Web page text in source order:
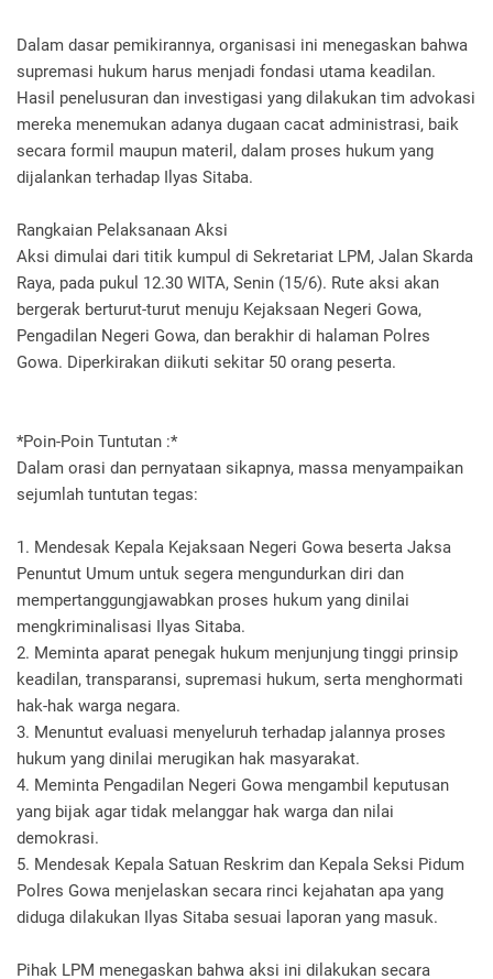
Dalam dasar pemikirannya, organisasi ini menegaskan bahwa
supremasi hukum harus menjadi fondasi utama keadilan.
Hasil penelusuran dan investigasi yang dilakukan tim advokasi
mereka menemukan adanya dugaan cacat administrasi, baik
secara formil maupun materil, dalam proses hukum yang
dijalankan terhadap Ilyas Sitaba.
Rangkaian Pelaksanaan Aksi
Aksi dimulai dari titik kumpul di Sekretariat LPM, Jalan Skarda
Raya, pada pukul 12.30 WITA, Senin (15/6). Rute aksi akan
bergerak berturut-turut menuju Kejaksaan Negeri Gowa,
Pengadilan Negeri Gowa, dan berakhir di halaman Polres
Gowa. Diperkirakan diikuti sekitar 50 orang peserta.
*Poin-Poin Tuntutan :*
Dalam orasi dan pernyataan sikapnya, massa menyampaikan
sejumlah tuntutan tegas:
1. Mendesak Kepala Kejaksaan Negeri Gowa beserta Jaksa
Penuntut Umum untuk segera mengundurkan diri dan
mempertanggungjawabkan proses hukum yang dinilai
mengkriminalisasi Ilyas Sitaba.
2. Meminta aparat penegak hukum menjunjung tinggi prinsip
keadilan, transparansi, supremasi hukum, serta menghormati
hak-hak warga negara.
3. Menuntut evaluasi menyeluruh terhadap jalannya proses
hukum yang dinilai merugikan hak masyarakat.
4. Meminta Pengadilan Negeri Gowa mengambil keputusan
yang bijak agar tidak melanggar hak warga dan nilai
demokrasi.
5. Mendesak Kepala Satuan Reskrim dan Kepala Seksi Pidum
Polres Gowa menjelaskan secara rinci kejahatan apa yang
diduga dilakukan Ilyas Sitaba sesuai laporan yang masuk.
Pihak LPM menegaskan bahwa aksi ini dilakukan secara